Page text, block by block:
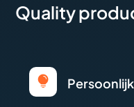
Quality
 Persoonlijk